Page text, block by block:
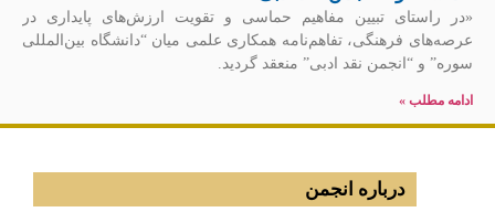
«در راستای تبیین مفاهیم حماسی و تقویت ارزش‌های پایداری در
عرصه‌های فرهنگی، تفاهم‌نامه همکاری علمی میان “دانشگاه بین‌المللی
سوره” و “انجمن نقد ادبی” منعقد گردید.
ادامه مطلب »
درباره انجمن